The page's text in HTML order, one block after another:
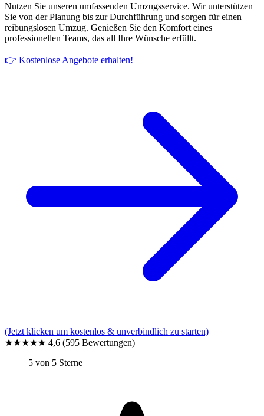
Nutzen Sie unseren umfassenden Umzugsservice. Wir unterstützen
Sie von der Planung bis zur Durchführung und sorgen für einen
reibungslosen Umzug. Genießen Sie den Komfort eines
professionellen Teams, das all Ihre Wünsche erfüllt.
👉 Kostenlose Angebote erhalten!
(Jetzt klicken um kostenlos & unverbindlich zu starten)
★★★★★ 4,6 (595 Bewertungen)
5 von 5 Sterne